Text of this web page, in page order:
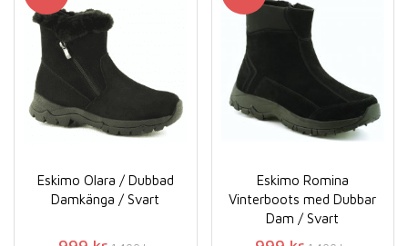
Eskimo Olara / Dubbad
Damkänga / Svart
Eskimo Romina
Vinterboots med Dubbar
Dam / Svart